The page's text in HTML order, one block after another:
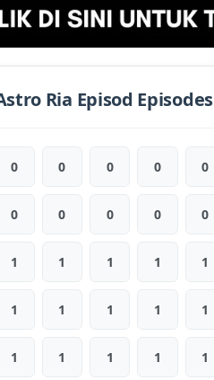
Ria Episod Episodes
0 0 0 0 0
0 0 0 0 0
1 1 1 1 1
1 1 1 1 1
1 1 1 1 1